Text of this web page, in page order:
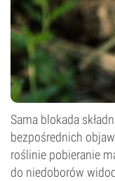
Sama blokada
bezpośrednich
roślinie pobieranie
do niedoborów